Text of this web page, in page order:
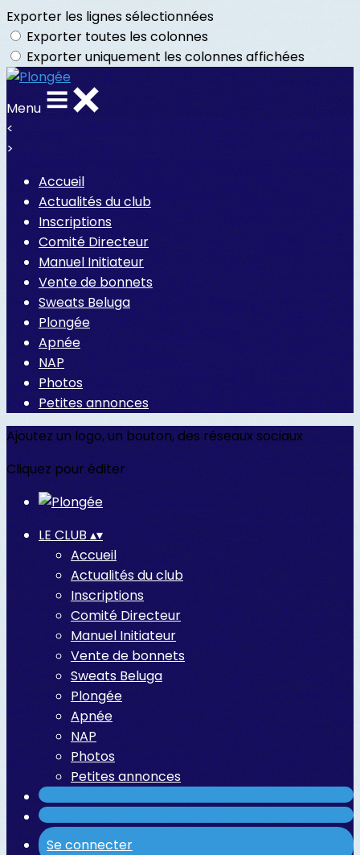
Exporter les lignes sélectionnées
Exporter toutes les colonnes
Exporter uniquement les colonnes affichées
Menu
<
>
Accueil
Actualités du club
Inscriptions
Comité Directeur
Manuel Initiateur
Vente de bonnets
Sweats Beluga
Plongée
Apnée
NAP
Photos
Petites annonces
Ajoutez un logo, un bouton, des réseaux sociaux
Cliquez pour éditer
LE CLUB▴▾
Accueil
Actualités du club
Inscriptions
Comité Directeur
Manuel Initiateur
Vente de bonnets
Sweats Beluga
Plongée
Apnée
NAP
Photos
Petites annonces
Se connecter